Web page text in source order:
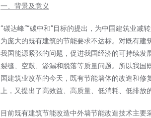
一、背景及意义
“碳达峰”“碳中和”目标的提出，为中国建筑业减
为庞大的既有建筑的节能要求不达标。对既有
我国能源紧张的问题，促进我国经济的可持续
裂缝、空鼓、渗漏和脱落等质量问题。所以我
国建筑业改革的今天，既有节能墙体的改造和
上，又提出了高效益、高质量、低消耗、低排放
目前既有建筑节能改造中外墙节能改造技术主